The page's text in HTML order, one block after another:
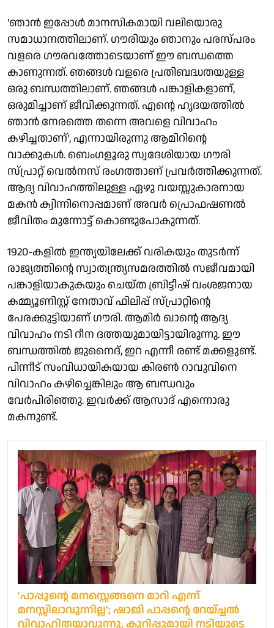
'ഞാന്‍ ഇപ്പോള്‍ മാനസികമായി വലിയൊരു
സമാധാനത്തിലാണ്. ഗൗരിയും ഞാനും പരസ്പരം
വളരെ ഗൗരവത്തോടെയാണ് ഈ ബന്ധത്തെ
കാണുന്നത്. ഞങ്ങള്‍ വളരെ പ്രതിബദ്ധതയുള്ള
ഒരു ബന്ധത്തിലാണ്. ഞങ്ങള്‍ പങ്കാളികളാണ്,
ഒരുമിച്ചാണ് ജീവിക്കുന്നത്. എന്റെ ഹൃദയത്തില്‍
ഞാന്‍ നേരത്തെ തന്നെ അവളെ വിവാഹം
കഴിച്ചതാണ്', എന്നായിരുന്നു ആമിറിന്റെ
വാക്കുകള്‍. ബെംഗളൂരു സ്വദേശിയായ ഗൗരി
സ്പ്രാറ്റ് വെല്‍നസ് രംഗത്താണ് പ്രവര്‍ത്തിക്കുന്നത്.
ആദ്യ വിവാഹത്തിലുള്ള ഏഴു വയസ്സുകാരനായ
മകന്‍ ക്വിന്നിനൊപ്പമാണ് അവര്‍ പ്രൊഫഷണല്‍
ജീവിതം മുന്നോട്ട് കൊണ്ടുപോകുന്നത്.
1920-കളില്‍ ഇന്ത്യയിലേക്ക് വരികയും തുടര്‍ന്ന്
രാജ്യത്തിന്റെ സ്വാതന്ത്ര്യസമരത്തില്‍ സജീവമായി
പങ്കാളിയാകുകയും ചെയ്ത ബ്രിട്ടീഷ് വംശജനായ
കമ്മ്യൂണിസ്റ്റ് നേതാവ് ഫിലിപ്പ് സ്പ്രാറ്റിന്റെ
പേരക്കുട്ടിയാണ് ഗൗരി. ആമിര്‍ ഖാന്റെ ആദ്യ
വിവാഹം നടി റീന ദത്തയുമായിട്ടായിരുന്നു. ഈ
ബന്ധത്തില്‍ ജുനൈദ്, ഇറ എന്നീ രണ്ട് മക്കളുണ്ട്.
പിന്നീട് സംവിധായികയായ കിരണ്‍ റാവുവിനെ
വിവാഹം കഴിച്ചെങ്കിലും ആ ബന്ധവും
വേര്‍പിരിഞ്ഞു. ഇവര്‍ക്ക് ആസാദ് എന്നൊരു
മകനുണ്ട്.
'പാപ്പൂന്റെ മനസ്സെങ്ങനെ മാറി എന്ന്
മനസ്സിലാവുന്നില്ല'; ഷാജി പാപ്പന്റെ റേയ്ച്ചൽ
വിവാഹിതയാവുന്നു, കുറിപ്പുമായി നടിയുടെ